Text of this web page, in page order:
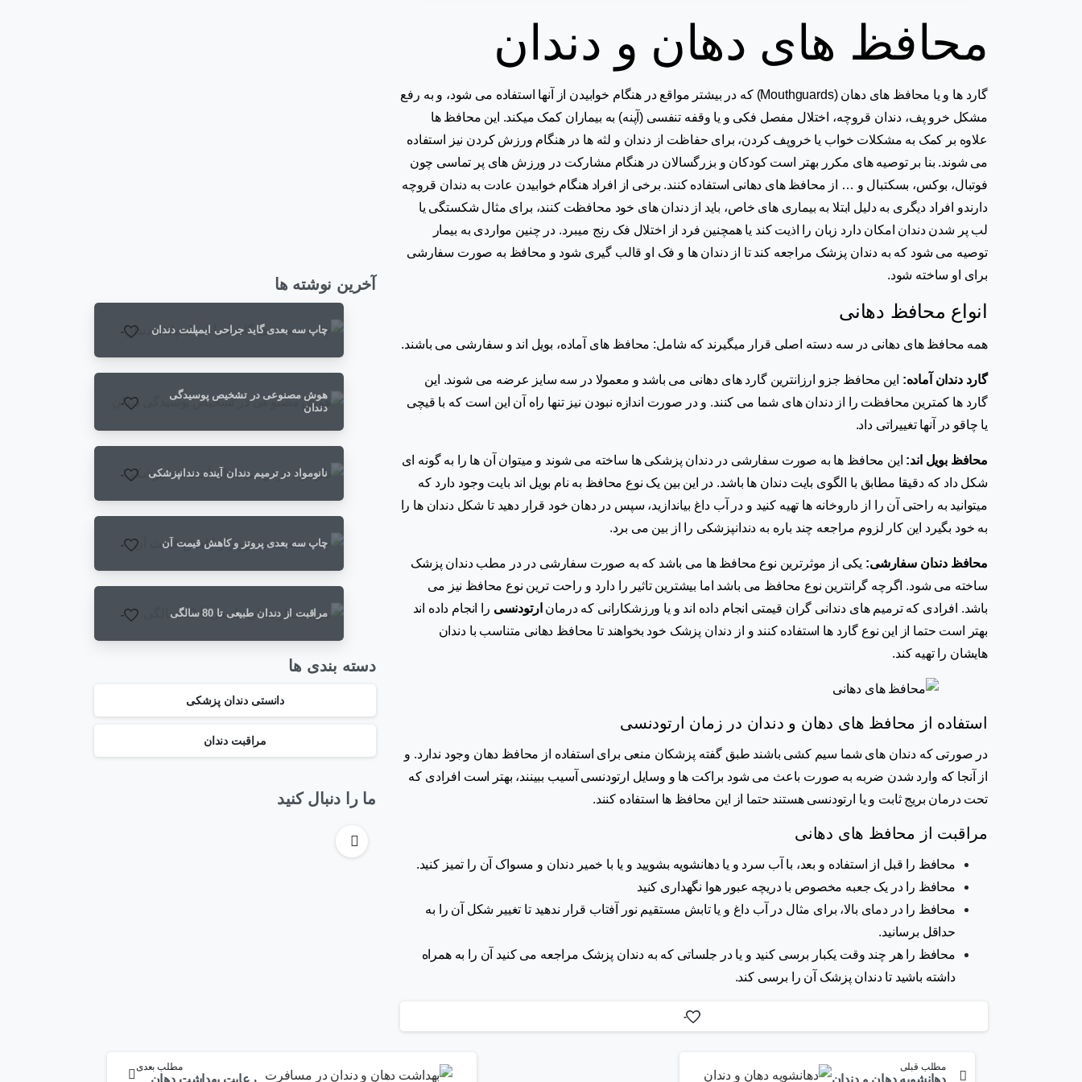
محافظ های دهان و دندان
گارد ها و یا محافظ های دهان (Mouthguards) که در بیشتر مواقع در هنگام خوابیدن از آنها استفاده می شود، و به رفع
مشکل خرو پف، دندان قروچه، اختلال مفصل فکی و یا وقفه تنفسی (آپنه) به بیماران کمک میکند. این محافظ ها
علاوه بر کمک به مشکلات خواب یا خروپف کردن، برای حفاظت از دندان و لثه ها در هنگام ورزش کردن نیز استفاده
می شوند. بنا بر توصیه های مکرر بهتر است کودکان و بزرگسالان در هنگام مشارکت در ورزش های پر تماسی چون
فوتبال، بوکس، بسکتبال و … از محافظ های دهانی استفاده کنند. برخی از افراد هنگام خوابیدن عادت به دندان قروچه
دارندو افراد دیگری به دلیل ابتلا به بیماری های خاص، باید از دندان های خود محافظت کنند، برای مثال شکستگی یا
لب پر شدن دندان امکان دارد زبان را اذیت کند یا همچنین فرد از اختلال فک رنج میبرد. در چنین مواردی به بیمار
توصیه می شود که به دندان پزشک مراجعه کند تا از دندان ها و فک او قالب گیری شود و محافظ به صورت سفارشی
برای او ساخته شود.
انواع محافظ دهانی
همه محافظ های دهانی در سه دسته اصلی قرار میگیرند که شامل: محافظ های آماده، بویل اند و سفارشی می باشند.
گارد دندان آماده: این محافظ جزو ارزانترین گارد های دهانی می باشد و معمولا در سه سایز عرضه می شوند. این
گارد ها کمترین محافظت را از دندان های شما می کنند. و در صورت اندازه نبودن نیز تنها راه آن این است که با قیچی
یا چاقو در آنها تغییراتی داد.
محافظ بویل اند: این محافظ ها به صورت سفارشی در دندان پزشکی ها ساخته می شوند و میتوان آن ها را به گونه ای
شکل داد که دقیقا مطابق با الگوی بایت دندان ها باشد. در این بین یک نوع محافظ به نام بویل اند بایت وجود دارد که
میتوانید به راحتی آن را از داروخانه ها تهیه کنید و در آب داغ بیاندازید، سپس در دهان خود قرار دهید تا شکل دندان ها را
به خود بگیرد این کار لزوم مراجعه چند باره به دندانپزشکی را از بین می برد.
محافظ دندان سفارشی: یکی از موثرترین نوع محافظ ها می باشد که به صورت سفارشی در در مطب دندان پزشک
ساخته می شود. اگرچه گرانترین نوع محافظ می باشد اما بیشترین تاثیر را دارد و راحت ترین نوع محافظ نیز می
باشد. افرادی که ترمیم های دندانی گران قیمتی انجام داده اند و یا ورزشکارانی که درمان ارتودنسی را انجام داده اند
بهتر است حتما از این نوع گارد ها استفاده کنند و از دندان پزشک خود بخواهند تا محافظ دهانی متناسب با دندان
هایشان را تهیه کند.
استفاده از محافظ های دهان و دندان در زمان ارتودنسی
در صورتی که دندان های شما سیم کشی باشند طبق گفته پزشکان منعی برای استفاده از محافظ دهان وجود ندارد. و
از آنجا که وارد شدن ضربه به صورت باعث می شود براکت ها و وسایل ارتودنسی آسیب ببینند، بهتر است افرادی که
تحت درمان بریج ثابت و یا ارتودنسی هستند حتما از این محافظ ها استفاده کنند.
مراقبت از محافظ های دهانی
محافظ را قبل از استفاده و بعد، با آب سرد و یا دهانشویه بشویید و یا با خمیر دندان و مسواک آن را تمیز کنید.
محافظ را در یک جعبه مخصوص با دریچه عبور هوا نگهداری کنید
محافظ را در دمای بالا، برای مثال در آب داغ و یا تابش مستقیم نور آفتاب قرار ندهید تا تغییر شکل آن را به
حداقل برسانید.
محافظ را هر چند وقت یکبار برسی کنید و یا در جلساتی که به دندان پزشک مراجعه می کنید آن را به همراه
داشته باشید تا دندان پزشک آن را برسی کند.
-
آخرین نوشته ها
چاپ سه بعدی گاید جراحی ایمپلنت دندان -
هوش مصنوعی در تشخیص پوسیدگی
دندان
-
نانومواد در ترمیم دندان آینده دندانپزشکی -
چاپ سه بعدی پروتز و کاهش قیمت آن -
مراقبت از دندان طبیعی تا 80 سالگی -
دسته بندی ها
دانستی دندان پزشکی
مراقبت دندان
ما را دنبال کنید
مطلب قبلی مطلب بعدی